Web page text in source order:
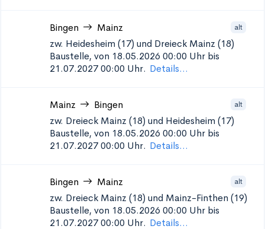
Bingen Mainz alt
zw. Heidesheim (17) und Dreieck Mainz (18)
Baustelle, von 18.05.2026 00:00 Uhr bis
21.07.2027 00:00 Uhr. Details...
Mainz Bingen alt
zw. Dreieck Mainz (18) und Heidesheim (17)
Baustelle, von 18.05.2026 00:00 Uhr bis
21.07.2027 00:00 Uhr. Details...
Bingen Mainz alt
zw. Dreieck Mainz (18) und Mainz-Finthen (19)
Baustelle, von 18.05.2026 00:00 Uhr bis
21.07.2027 00:00 Uhr. Details...